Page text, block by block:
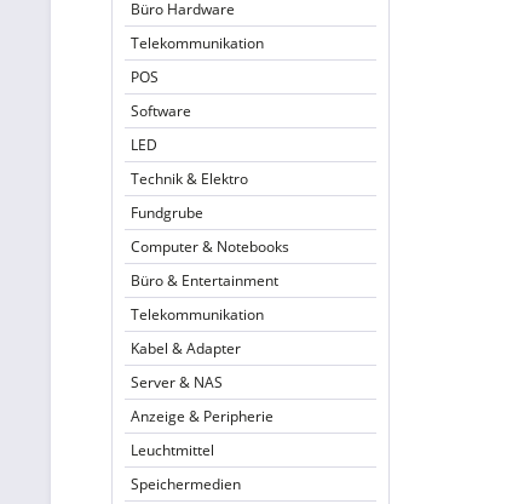
Büro Hardware
Telekommunikation
POS
Software
LED
Technik & Elektro
Fundgrube
Computer & Notebooks
Büro & Entertainment
Telekommunikation
Kabel & Adapter
Server & NAS
Anzeige & Peripherie
Leuchtmittel
Speichermedien